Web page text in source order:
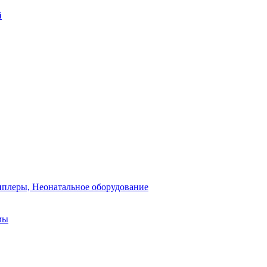
Неонатальное оборудование